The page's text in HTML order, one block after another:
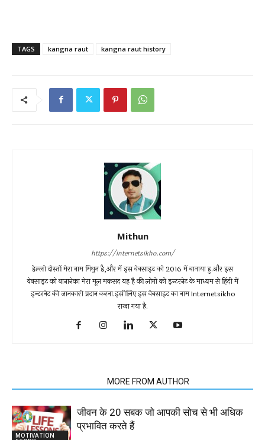
TAGS kangna raut kangna raut history
Mithun
https://internetsikho.com/
हेल्लो दोस्तों मेरा नाम मिथुन है,और में इस वेबसाइट को 2016 में बानाया हु.और इस
वेबसाइट को बानानेका मेरा मूल मकसद यह है की लोगो को इन्टरनेट के माध्यम से हिंदी में
इन्टरनेट की जानकारी प्रदान करना.इसीलिए इस वेबसाइट का नाम Internetsikho
राखा गया है.
MORE FROM AUTHOR
MOTIVATION
जीवन के 20 सबक जो आपकी सोच से भी अधिक
प्रभावित करते हैं